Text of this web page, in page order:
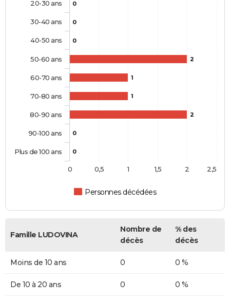
0
0
0
2
1
1
2
0
0
Personnes décédées
20-30 ans
30-40 ans
40-50 ans
50-60 ans
60-70 ans
70-80 ans
80-90 ans
90-100 ans
Plus de 100 ans
0 0,5 1 1,5 2 2,5
Famille LUDOVINA
Nombre de
décès
% des
décès
Moins de 10 ans 0 0 %
De 10 à 20 ans 0 0 %